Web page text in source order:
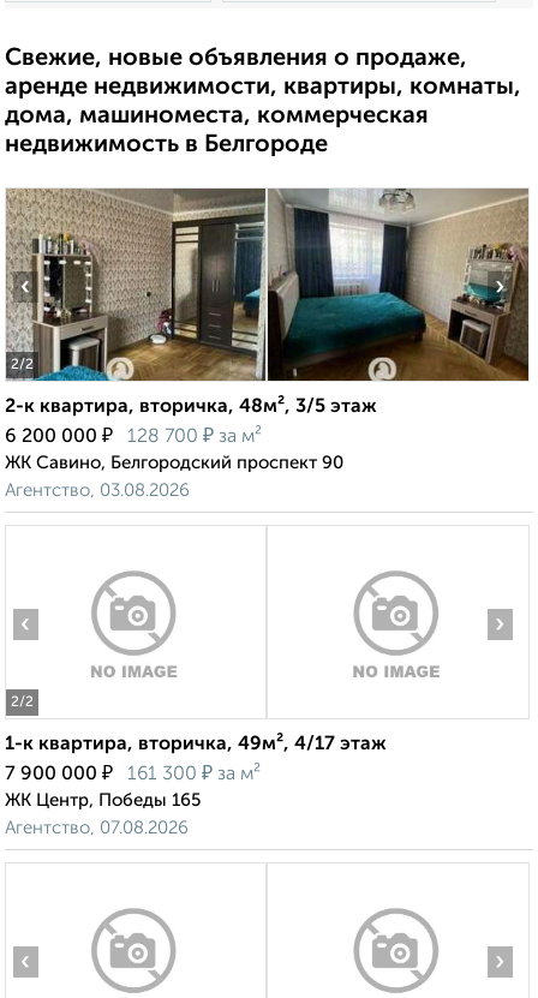
Свежие, новые объявления о продаже,
аренде недвижимости, квартиры, комнаты,
дома, машиноместа, коммерческая
недвижимость в Белгороде
2/2
‹ ›
2-к квартира, вторичка, 48м², 3/5 этаж
6 200 000 ₽ 128 700 ₽ за м²
ЖК Савино, Белгородский проспект 90
Агентство, 03.08.2026
2/2
‹ ›
1-к квартира, вторичка, 49м², 4/17 этаж
7 900 000 ₽ 161 300 ₽ за м²
ЖК Центр, Победы 165
Агентство, 07.08.2026
‹ ›